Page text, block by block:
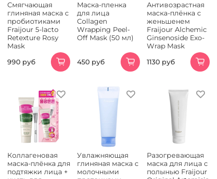
Смягчающая
глиняная маска с
пробиотиками
Fraijour 5-lacto
Retexture Rosy
Mask
990 руб
Маска-пленка
для лица
Collagen
Wrapping Peel-
Off Mask (50 мл)
450 руб
Антивозрастная
маска-плёнка с
женьшенем
Fraijour Alchemic
Ginsenoside Exo-
Wrap Mask
1130 руб
Коллагеновая
маска-плёнка для
подтяжки лица +
Увлажняющая
глиняная маска с
молочными
Разогревающая
маска для лица с
полынью Fraijour